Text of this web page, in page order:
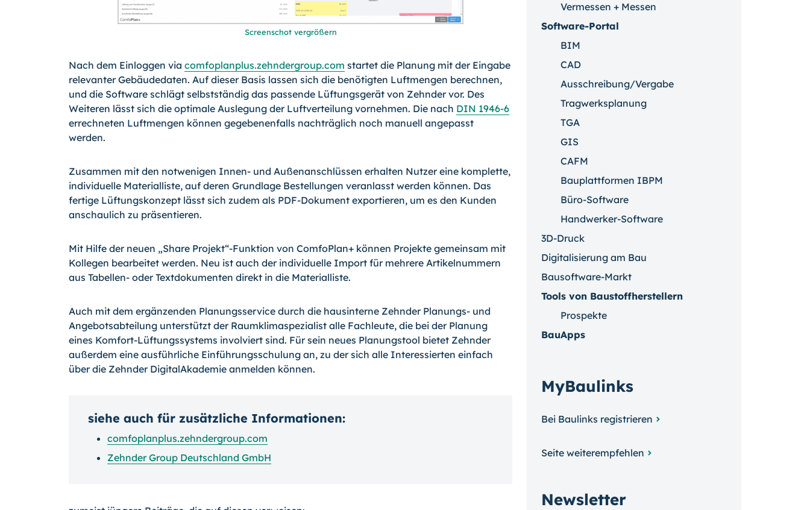
Screenschot vergrößern
Nach dem Einloggen via comfoplanplus.zehndergroup.com startet die Planung mit der Eingabe
relevanter Gebäudedaten. Auf dieser Basis lassen sich die benötigten Luftmengen berechnen,
und die Software schlägt selbstständig das passende Lüftungsgerät von Zehnder vor. Des
Weiteren lässt sich die optimale Auslegung der Luftverteilung vornehmen. Die nach DIN 1946-6
errechneten Luftmengen können gegebenenfalls nachträglich noch manuell angepasst
werden.
Zusammen mit den notwenigen Innen- und Außenanschlüssen erhalten Nutzer eine komplette,
individuelle Materialliste, auf deren Grundlage Bestellungen veranlasst werden können. Das
fertige Lüftungskonzept lässt sich zudem als PDF-Dokument exportieren, um es den Kunden
anschaulich zu präsentieren.
Mit Hilfe der neuen „Share Projekt“-Funktion von ComfoPlan+ können Projekte gemeinsam mit
Kollegen bearbeitet werden. Neu ist auch der individuelle Import für mehrere Artikelnummern
aus Tabellen- oder Textdokumenten direkt in die Materialliste.
Auch mit dem ergänzenden Planungsservice durch die hausinterne Zehnder Planungs- und
Angebotsabteilung unterstützt der Raumklimaspezialist alle Fachleute, die bei der Planung
eines Komfort-Lüftungssystems involviert sind. Für sein neues Planungstool bietet Zehnder
außerdem eine ausführliche Einführungsschulung an, zu der sich alle Interessierten einfach
über die Zehnder DigitalAkademie anmelden können.
siehe auch für zusätzliche Informationen:
comfoplanplus.zehndergroup.com
Zehnder Group Deutschland GmbH
Vermessen + Messen
Software-Portal
BIM
CAD
Ausschreibung/Vergabe
Tragwerksplanung
TGA
GIS
CAFM
Bauplattformen IBPM
Büro-Software
Handwerker-Software
3D-Druck
Digitalisierung am Bau
Bausoftware-Markt
Tools von Baustoffherstellern
Prospekte
BauApps
MyBaulinks
Bei Baulinks registrieren
Seite weiterempfehlen
Newsletter